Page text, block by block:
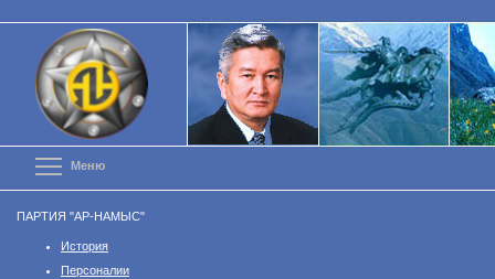
к
основному
содержанию
Меню
ПАРТИЯ "АР-НАМЫС"
История
Персоналии